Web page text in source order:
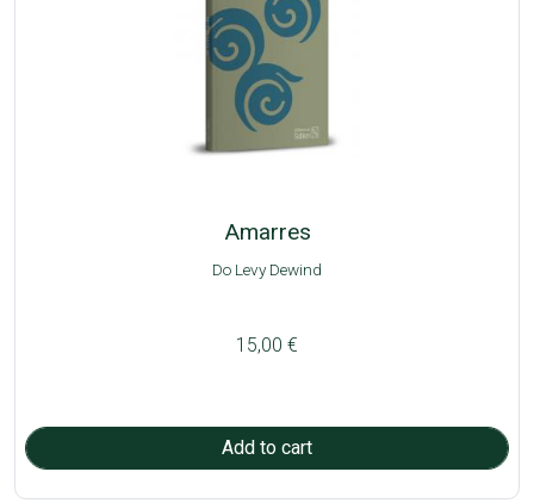
Amarres
Do Levy Dewind
15,00 €